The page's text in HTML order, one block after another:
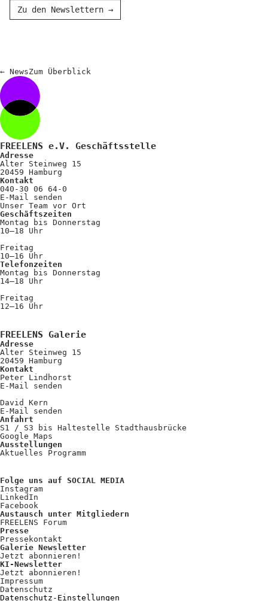
Zu den Newslettern →
← NewsZum Überblick
FREELENS e.V. Geschäftsstelle
Adresse
Alter Steinweg 15
20459 Hamburg
Kontakt
040-30 06 64-0
E-Mail senden
Unser Team vor Ort
Geschäftszeiten
Montag bis Donnerstag
10–18 Uhr
Freitag
10–16 Uhr
Telefonzeiten
Montag bis Donnerstag
14–18 Uhr
Freitag
12–16 Uhr
FREELENS Galerie
Adresse
Alter Steinweg 15
20459 Hamburg
Kontakt
Peter Lindhorst
E-Mail senden
David Kern
E-Mail senden
Anfahrt
S1 / S3 bis Haltestelle Stadthausbrücke
Google Maps
Ausstellungen
Aktuelles Programm
Folge uns auf SOCIAL MEDIA
Instagram
LinkedIn
Facebook
Austausch unter Mitgliedern
FREELENS Forum
Presse
Pressekontakt
Galerie Newsletter
Jetzt abonnieren!
KI-Newsletter
Jetzt abonnieren!
Impressum
Datenschutz
Datenschutz-Einstellungen